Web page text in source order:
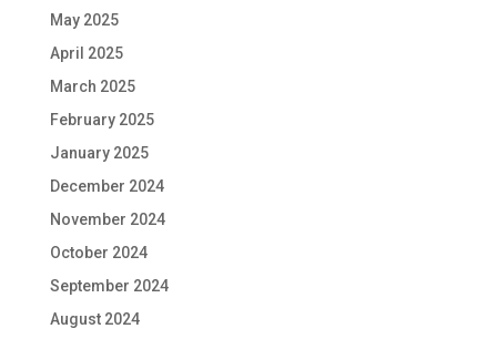
May 2025
April 2025
March 2025
February 2025
January 2025
December 2024
November 2024
October 2024
September 2024
August 2024